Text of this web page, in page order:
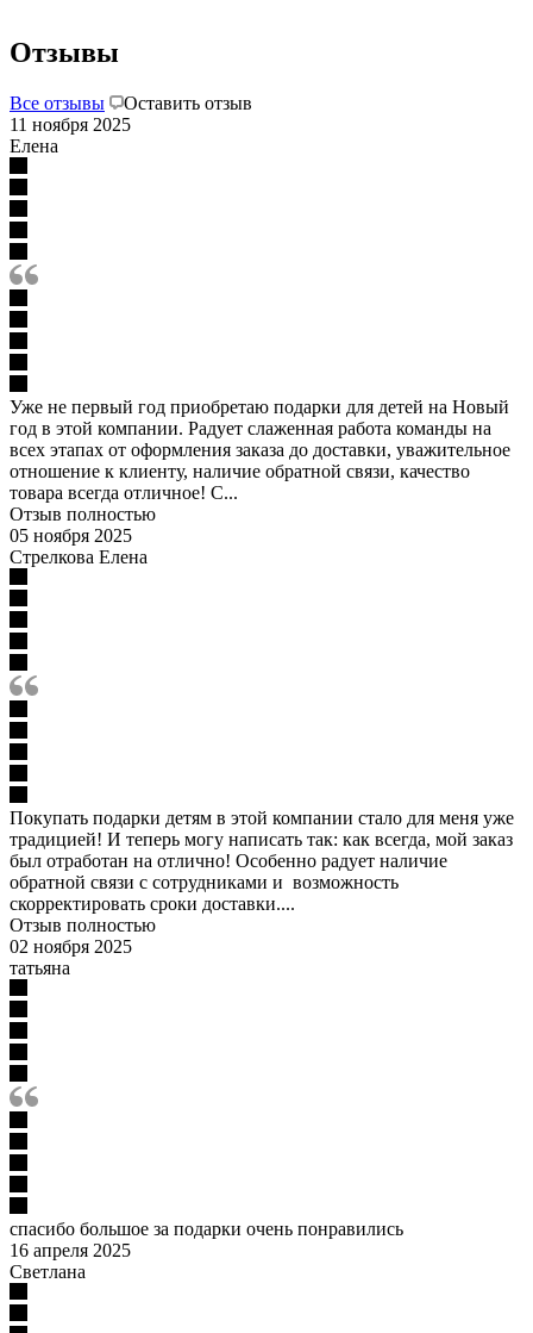
Отзывы
Все отзывы
Оставить отзыв
11 ноября 2025
Елена
Уже не первый год приобретаю подарки для детей на Новый
год в этой компании. Радует слаженная работа команды на
всех этапах от оформления заказа до доставки, уважительное
отношение к клиенту, наличие обратной связи, качество
товара всегда отличное! С...
Отзыв полностью
05 ноября 2025
Стрелкова Елена
Покупать подарки детям в этой компании стало для меня уже
традицией! И теперь могу написать так: как всегда, мой заказ
был отработан на отлично! Особенно радует наличие
обратной связи с сотрудниками и возможность
скорректировать сроки доставки....
Отзыв полностью
02 ноября 2025
татьяна
спасибо большое за подарки очень понравились
16 апреля 2025
Светлана